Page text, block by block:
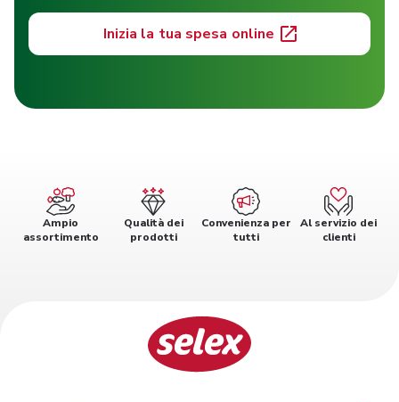
Inizia la tua spesa online
Ampio
assortimento
Qualità dei
prodotti
Convenienza per
tutti
Al servizio dei
clienti